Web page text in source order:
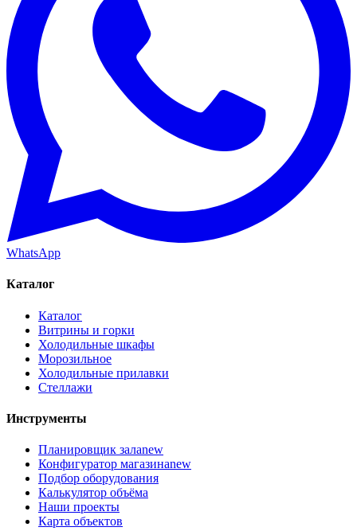
WhatsApp
Каталог
Каталог
Витрины и горки
Холодильные шкафы
Морозильное
Холодильные прилавки
Стеллажи
Инструменты
Планировщик залаnew
Конфигуратор магазинаnew
Подбор оборудования
Калькулятор объёма
Наши проекты
Карта объектов